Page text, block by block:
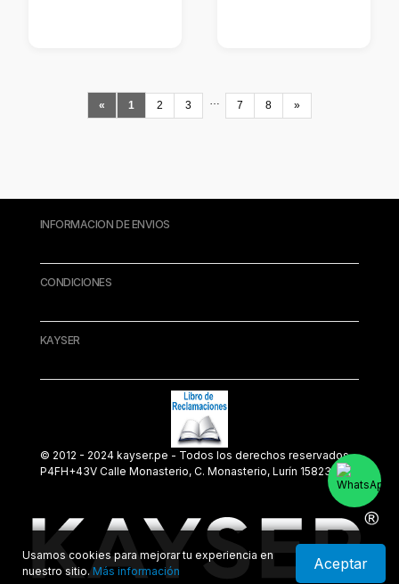
Usamos cookies para mejorar tu experiencia en
nuestro sitio.Más información Aceptar
« 1 2 3 … 7 8 »
INFORMACION DE ENVIOS
CONDICIONES
KAYSER
© 2012 - 2024 kayser.pe - Todos los derechos reservados.
P4FH+43V Calle Monasterio, C. Monasterio, Lurín 15823